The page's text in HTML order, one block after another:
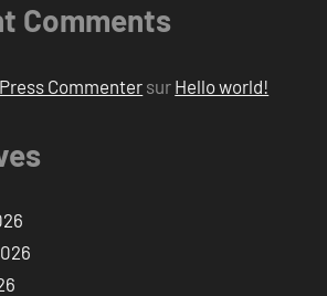
Comments
Commenter sur Hello world!